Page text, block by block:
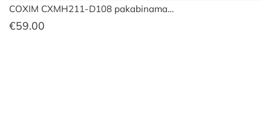
COXIM CXMH211-D108 pakabinama…
€59.00